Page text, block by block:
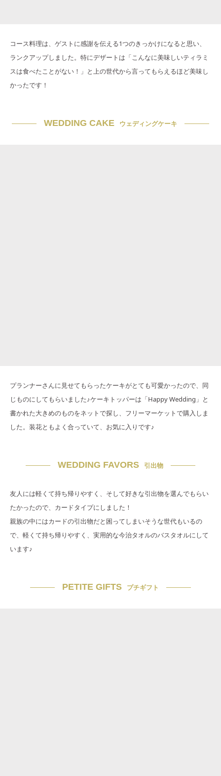
コース料理は、ゲストに感謝を伝える1つのきっかけになると思い、
ランクアップしました。特にデザートは「こんなに美味しいティラミ
スは食べたことがない！」と上の世代から言ってもらえるほど美味し
かったです！
WEDDING CAKE ウェディングケーキ
プランナーさんに見せてもらったケーキがとても可愛かったので、同
じものにしてもらいました♪ケーキトッパーは「Happy Wedding」と
書かれた大きめのものをネットで探し、フリーマーケットで購入しま
した。装花ともよく合っていて、お気に入りです♪
WEDDING FAVORS 引出物
友人には軽くて持ち帰りやすく、そして好きな引出物を選んでもらい
たかったので、カードタイプにしました！
親族の中にはカードの引出物だと困ってしまいそうな世代もいるの
で、軽くて持ち帰りやすく、実用的な今治タオルのバスタオルにして
います♪
PETITE GIFTS プチギフト